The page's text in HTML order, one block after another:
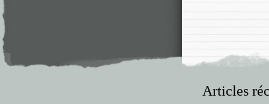
Articles